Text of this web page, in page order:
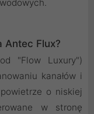
Antec Flux?
"Flow Luxury")
kanałów i
o niskiej
w stronę